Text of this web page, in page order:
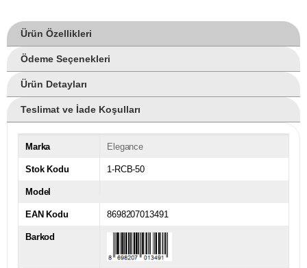
Ürün Özellikleri
Ödeme Seçenekleri
Ürün Detayları
Teslimat ve İade Koşulları
Marka Elegance
Stok Kodu 1-RCB-50
Model
EAN Kodu 8698207013491
Barkod